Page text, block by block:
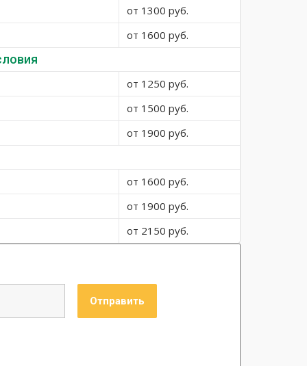
от 1300 руб.
от 1600 руб.
от 1250 руб.
от 1500 руб.
от 1900 руб.
от 1600 руб.
от 1900 руб.
от 2150 руб.